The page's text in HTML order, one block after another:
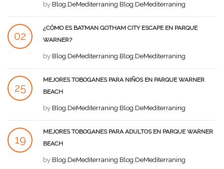
by Blog.DeMediterraning Blog.DeMediterraning
02
¿CÓMO ES BATMAN GOTHAM CITY ESCAPE EN PARQUE
WARNER?
by Blog.DeMediterraning Blog.DeMediterraning
25
MEJORES TOBOGANES PARA NIÑOS EN PARQUE WARNER
BEACH
by Blog.DeMediterraning Blog.DeMediterraning
19
MEJORES TOBOGANES PARA ADULTOS EN PARQUE WARNER
BEACH
by Blog.DeMediterraning Blog.DeMediterraning